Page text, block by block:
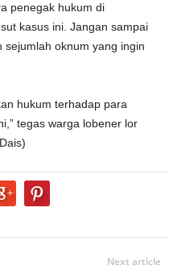
penegak hukum di
kasus ini. Jangan sampai
sejumlah oknum yang ingin
hukum terhadap para
tegas warga lobener lor
Next article